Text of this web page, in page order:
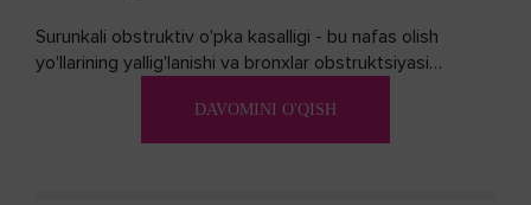
Surunkali obstruktiv o'pka kasalligi - bu nafas olish
yo'llarining yallig'lanishi va bronxlar obstruktsiyasi
DAVOMINI O'QISH